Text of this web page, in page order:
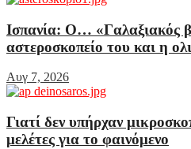
Ισπανία: Ο… «Γαλαξιακός
αστεροσκοπείο του και η
Αυγ 7, 2026
Γιατί δεν υπήρχαν
μελέτες για το φαινόμενο